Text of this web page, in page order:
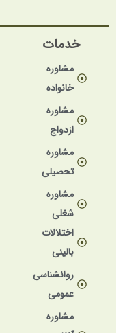
خدمات
مشاوره
خانواده
مشاوره
ازدواج
مشاوره
تحصیلی
مشاوره
شغلی
اختلالات
بالینی
روانشناسی
عمومی
مشاوره